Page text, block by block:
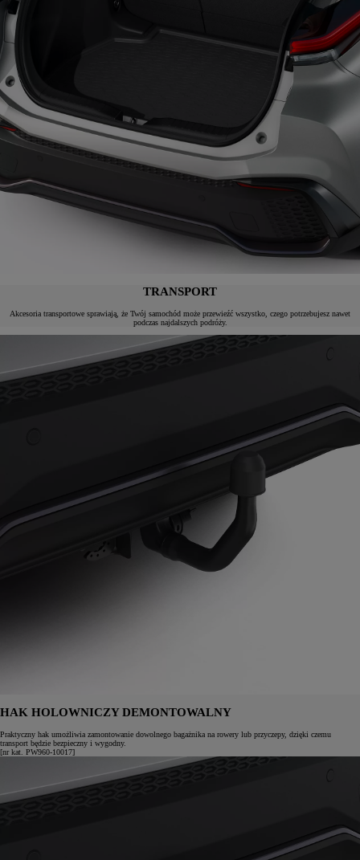
TRANSPORT
Akcesoria transportowe sprawiają, że Twój samochód może przewieźć wszystko, czego potrzebujesz nawet
podczas najdalszych podróży.
HAK HOLOWNICZY DEMONTOWALNY
Praktyczny hak umożliwia zamontowanie dowolnego bagażnika na rowery lub przyczepy, dzięki czemu
transport będzie bezpieczny i wygodny.
[nr kat. PW960-10017]